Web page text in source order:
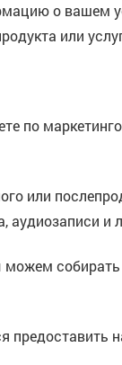
о вашем
или
по
или
и